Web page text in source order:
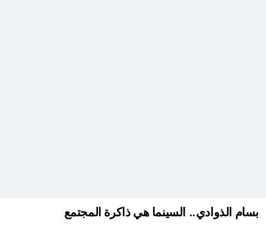
بسام الذوادي‮.. ‬السينما هي‮ ‬ذاكرة المجتمع‮ ‬